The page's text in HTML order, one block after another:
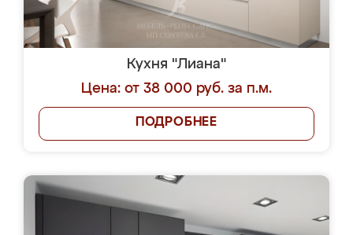
Кухня "Лиана"
Цена: от 38 000 руб. за п.м.
ПОДРОБНЕЕ